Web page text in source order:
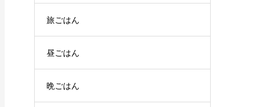
旅ごはん
昼ごはん
晩ごはん